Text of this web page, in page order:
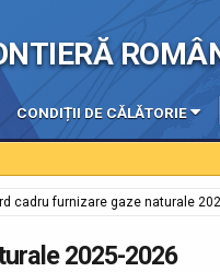
CONDIȚII DE CĂLĂTORIE
cadru furnizare gaze naturale
2025-2026